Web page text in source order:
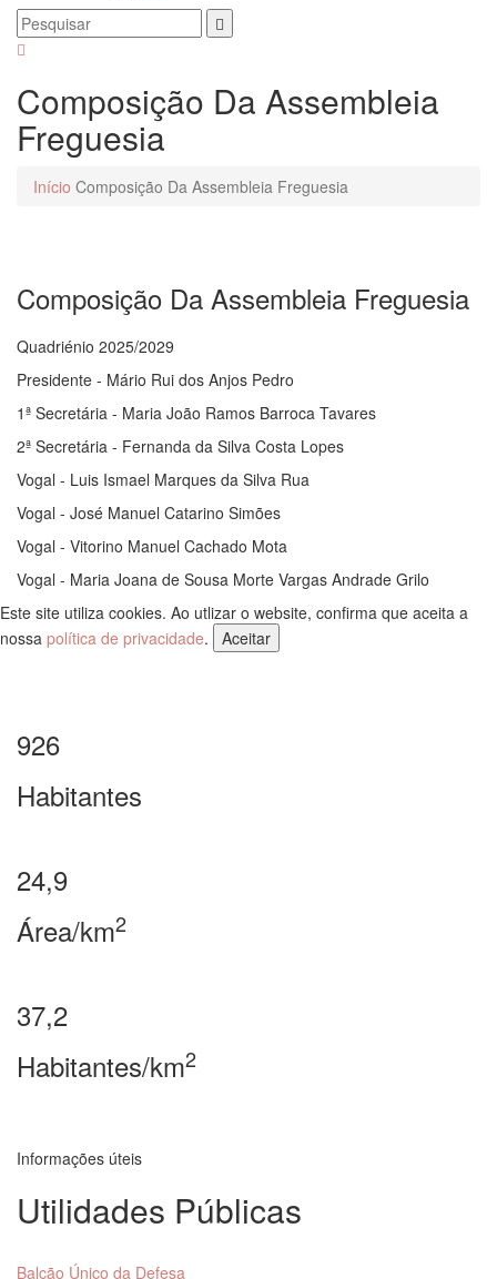
Composição Da Assembleia
Freguesia
Início Composição Da Assembleia Freguesia
Composição Da Assembleia Freguesia
Quadriénio 2025/2029
Presidente - Mário Rui dos Anjos Pedro
1ª Secretária - Maria João Ramos Barroca Tavares
2ª Secretária - Fernanda da Silva Costa Lopes
Vogal - Luis Ismael Marques da Silva Rua
Vogal - José Manuel Catarino Simões
Vogal - Vitorino Manuel Cachado Mota
Vogal - Maria Joana de Sousa Morte Vargas Andrade Grilo
Este site utiliza cookies. Ao utlizar o website, confirma que aceita a
nossa política de privacidade. Aceitar
926
Habitantes
24,9
Área/km2
37,2
Habitantes/km2
Informações úteis
Utilidades Públicas
Balcão Único da Defesa